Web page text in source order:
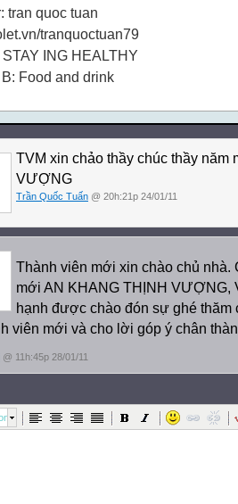
tran quoc tuan
tranquoctuan79
ING HEALTHY
Food and drink
Jumbled words
l/s
e s
and repeat:
TVM xin chảo thầy chúc thầy năm
VƯỢNG
Trần Quốc Tuấn @ 20h:21p 24/01/11
Thành viên mới xin chào chủ nhà.
mới AN KHANG THỊNH VƯỢNG,
hạnh được chào đón sự ghé thăm
viên mới và cho lời góp ý chân
@ 11h:45p 28/01/11